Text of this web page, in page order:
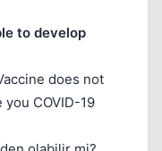
to develop
does not
COVID-19